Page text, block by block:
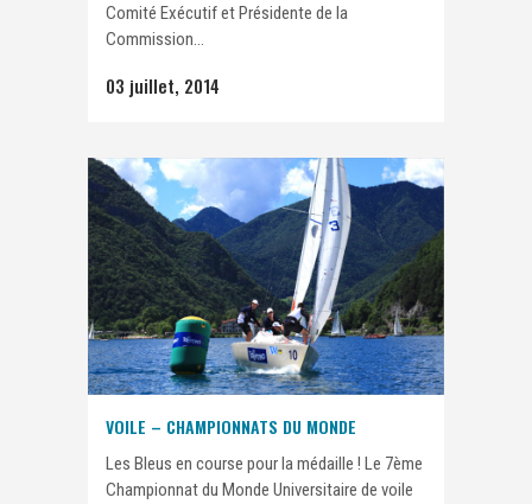
Comité Exécutif et Présidente de la
Commission...
03 juillet, 2014
VOILE – CHAMPIONNATS DU MONDE
Les Bleus en course pour la médaille ! Le 7ème
Championnat du Monde Universitaire de voile